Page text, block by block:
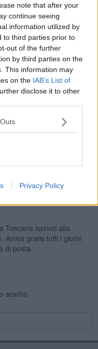
note that after your
continue seeing
information utilized by
to third parties prior to
out of the further
by third parties on the
This information may
on the IAB’s List of
disclose it to other
Privacy Policy
degli studenti
un'Olimpiade non
- ha dichiarato il
da sempre e il
che la Toscana ci crede e
di questo grande sogno".
Toscana iscriviti alla
Arriva gratis tutti i giorni
di posta.
stadio